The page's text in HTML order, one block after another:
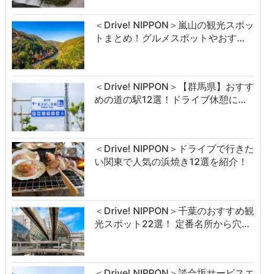
＜Drive! NIPPON＞嵐山の観光スポッ
トまとめ！グルメスポットやおす…
＜Drive! NIPPON＞【群馬県】おすす
めの道の駅12選！ドライブ休憩に…
＜Drive! NIPPON＞ドライブで行きた
い関東で人気の浜焼き12選を紹介！
＜Drive! NIPPON＞千葉のおすすめ観
光スポット22選！ 定番名所から穴…